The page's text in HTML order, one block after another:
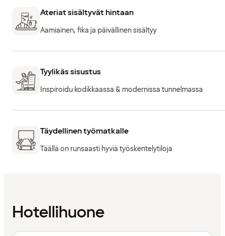
Ateriat sisältyvät hintaan
Aamiainen, fika ja päivällinen sisältyy
Tyylikäs sisustus
Inspiroidu kodikkaassa & modernissa tunnelmassa
Täydellinen työmatkalle
Täällä on runsaasti hyviä työskentelytiloja
Hotellihuone